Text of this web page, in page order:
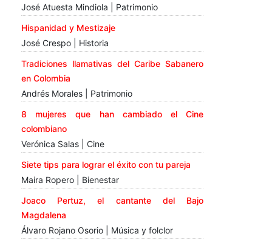
José Atuesta Mindiola | Patrimonio
Hispanidad y Mestizaje
José Crespo | Historia
Tradiciones llamativas del Caribe Sabanero
en Colombia
Andrés Morales | Patrimonio
8 mujeres que han cambiado el Cine
colombiano
Verónica Salas | Cine
Siete tips para lograr el éxito con tu pareja
Maira Ropero | Bienestar
Joaco Pertuz, el cantante del Bajo
Magdalena
Álvaro Rojano Osorio | Música y folclor